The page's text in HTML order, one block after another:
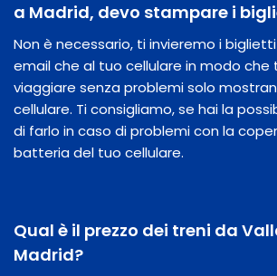
a Madrid, devo stampare i
Non è necessario, ti invieremo i
email che al tuo cellulare in modo che
viaggiare senza problemi solo
cellulare. Ti consigliamo, se hai la
di farlo in caso di problemi con la
batteria del tuo cellulare.
Qual è il prezzo dei treni da
Madrid?